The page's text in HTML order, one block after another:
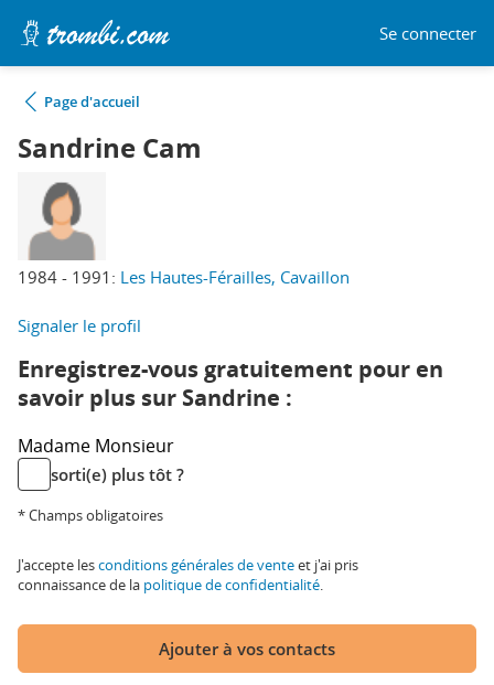
Se connecter
Page d'accueil
Sandrine Cam
1984 - 1991: Les Hautes-Férailles, Cavaillon
Signaler le profil
Enregistrez-vous gratuitement pour en
savoir plus sur Sandrine :
Madame Monsieur
sorti(e) plus tôt ?
* Champs obligatoires
J'accepte lesconditions générales de venteet j'ai pris
connaissance de la politique de confidentialité.
Ajouter à vos contacts